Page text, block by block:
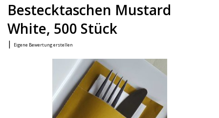
Bestecktaschen Mustard
White, 500 Stück
| Eigene Bewertung erstellen